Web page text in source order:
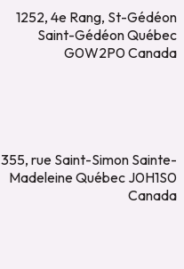
1252, 4e Rang, St-Gédéon
Saint-Gédéon Québec
G0W2P0 Canada
355, rue Saint-Simon Sainte-
Madeleine Québec J0H1S0
Canada